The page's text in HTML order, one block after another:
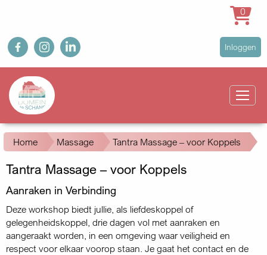
Overslaan
en
naar
inhoud
gaan
fb ig in
User
account
Inloggen
Main
navigation
0
Kruimelpad
Home Massage Tantra Massage – voor Koppels
Tantra Massage – voor Koppels
Aanraken in Verbinding
Deze workshop biedt jullie, als liefdeskoppel of
gelegenheidskoppel, drie dagen vol met aanraken en
aangeraakt worden, in een omgeving waar veiligheid en
respect voor elkaar voorop staan. Je gaat het contact en de